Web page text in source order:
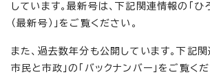
しています。最新号は、下記関連情報の「ひ
（最新号）」をご覧ください。
また、過去数年分も公開しています。下記関
市民と市政」の「バックナンバー」をご覧くだ